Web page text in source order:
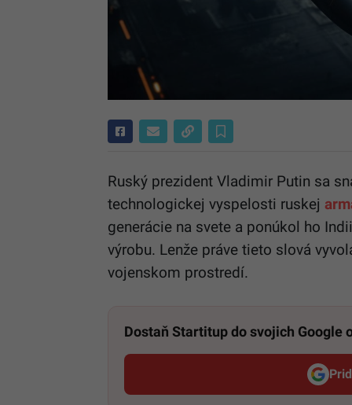
Ruský prezident Vladimir Putin sa
technologickej vyspelosti ruskej
generácie na svete a ponúkol ho
výrobu. Lenže práve tieto slová
vojenskom prostredí.
Dostaň Startitup do svojich Google